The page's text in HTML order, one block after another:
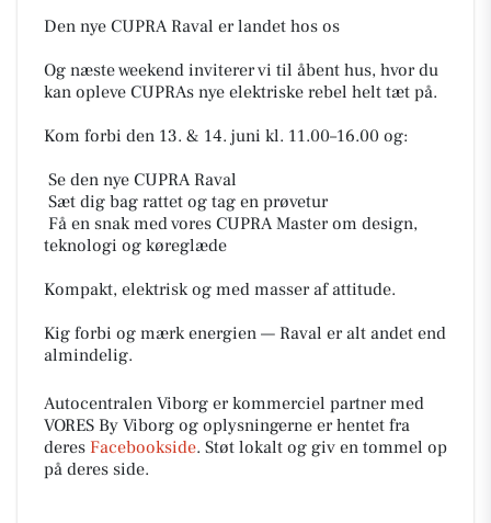
Den nye CUPRA Raval er landet hos os ️
Og næste weekend inviterer vi til åbent hus, hvor du
kan opleve CUPRAs nye elektriske rebel helt tæt på.
Kom forbi den 13. & 14. juni kl. 11.00–16.00 og:
️ Se den nye CUPRA Raval
️ Sæt dig bag rattet og tag en prøvetur
️ Få en snak med vores CUPRA Master om design,
teknologi og køreglæde
Kompakt, elektrisk og med masser af attitude.
Kig forbi og mærk energien — Raval er alt andet end
almindelig.
Autocentralen Viborg er kommerciel partner med
VORES By Viborg og oplysningerne er hentet fra
deres Facebookside. Støt lokalt og giv en tommel op
på deres side.